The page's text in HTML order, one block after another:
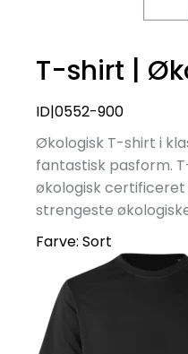
T-shirt |
ID|0552-900
Økologisk T-shirt i
fantastisk pasform.
økologisk
strengeste
Farve: Sort